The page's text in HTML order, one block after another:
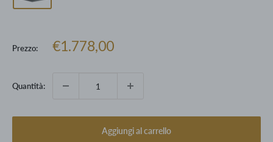
Prezzo:
Prezzo
€1.778,00
Quantità:
Aggiungi al carrello